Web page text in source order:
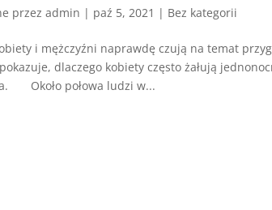
przezadmin | paź 5, 2021 | Bez kategorii
i mężczyźni naprawdę czują na temat
dlaczego kobiety często żałują
Około połowa ludzi w...